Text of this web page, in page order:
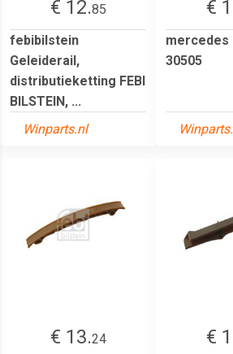
€ 12.85
febibilstein
Geleiderail,
distributieketting FEBI
BILSTEIN, ...
Winparts.nl
€
mercedes
30505
€ 13.24
€